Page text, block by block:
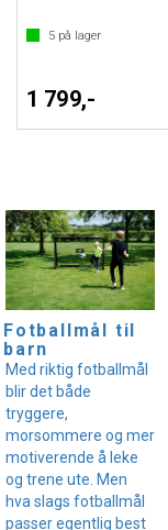
5 på lager
1 799,-
Fotballmål til
barn
Med riktig fotballmål
blir det både
tryggere,
morsommere og mer
motiverende å leke
og trene ute. Men
hva slags fotballmål
passer egentlig best